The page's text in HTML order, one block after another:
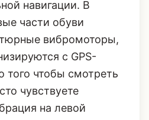
- Ваш Личный
- это, конечно,
навигации. В
части обуви
вибромоторы,
с GPS-